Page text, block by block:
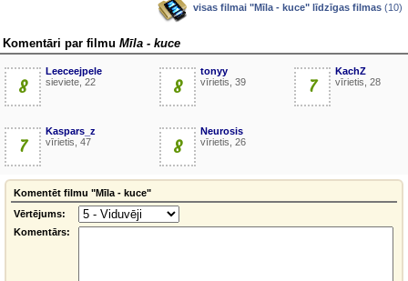
visas filmai "Mīla - kuce" līdzīgas filmas (10)
Komentāri par filmu Mīla - kuce
8
Leeceejpele
sieviete, 22
8
tonyy
vīrietis, 39
7
KachZ
vīrietis, 28
7
Kaspars_z
vīrietis, 47
8
Neurosis
vīrietis, 26
Komentēt filmu "Mīla - kuce"
Vērtējums:
Komentārs: